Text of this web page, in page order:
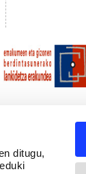
ditugu,